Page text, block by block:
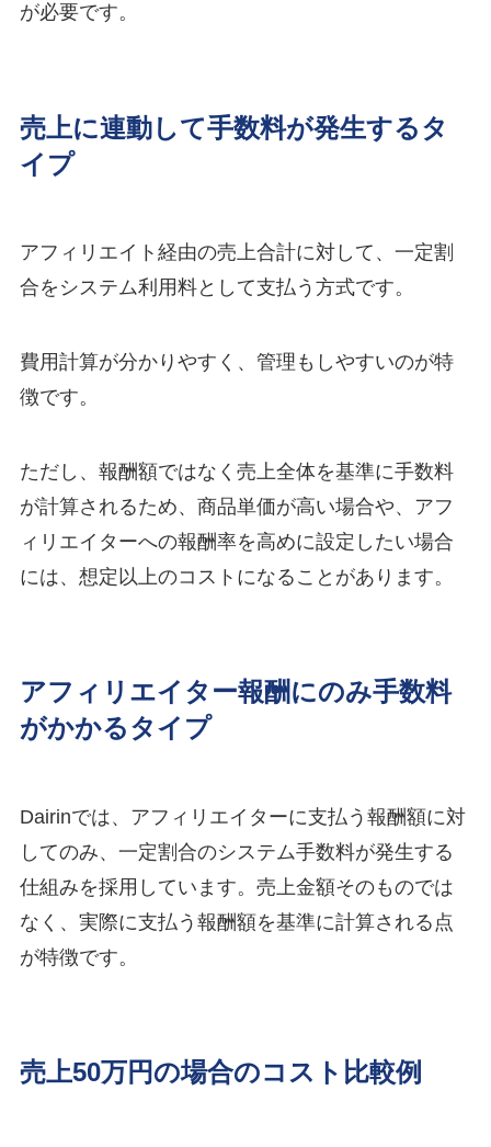
が必要です。
売上に連動して手数料が発生するタ
イプ
アフィリエイト経由の売上合計に対して、一定割
合をシステム利用料として支払う方式です。
費用計算が分かりやすく、管理もしやすいのが特
徴です。
ただし、報酬額ではなく売上全体を基準に手数料
が計算されるため、商品単価が高い場合や、アフ
ィリエイターへの報酬率を高めに設定したい場合
には、想定以上のコストになることがあります。
アフィリエイター報酬にのみ手数料
がかかるタイプ
Dairinでは、アフィリエイターに支払う報酬額に対
してのみ、一定割合のシステム手数料が発生する
仕組みを採用しています。売上金額そのものでは
なく、実際に支払う報酬額を基準に計算される点
が特徴です。
売上50万円の場合のコスト比較例